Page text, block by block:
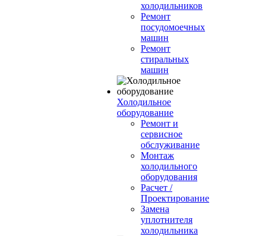
холодильников
Ремонт
посудомоечных
машин
Ремонт
стиральных
машин
Холодильное
оборудование
Ремонт и
сервисное
обслуживание
Монтаж
холодильного
оборудования
Расчет /
Проектирование
Замена
уплотнителя
холодильника